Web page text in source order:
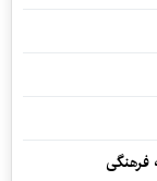
فرهنگی